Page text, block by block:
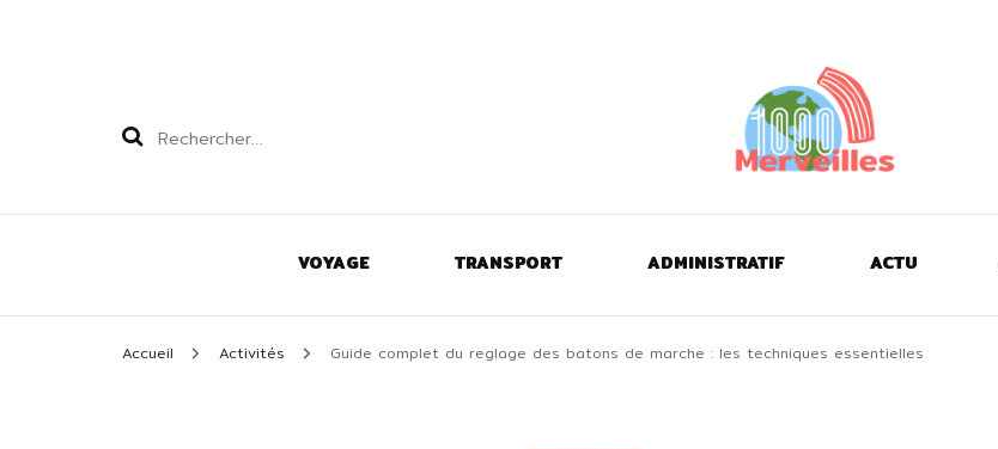
Rechercher :
1000merveilles
Découvrir le monde !
VOYAGE TRANSPORT ADMINISTRATIF ACTU
Accueil Activités Guide complet du reglage des batons de marche : les techniques essentielles